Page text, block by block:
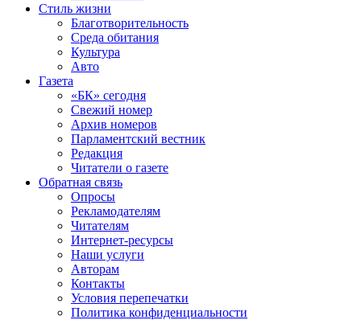
Стиль жизни
Благотворительность
Среда обитания
Культура
Авто
Газета
«БК» сегодня
Свежий номер
Архив номеров
Парламентский вестник
Редакция
Читатели о газете
Обратная связь
Опросы
Рекламодателям
Читателям
Интернет-ресурсы
Наши услуги
Авторам
Контакты
Условия перепечатки
Политика конфиденциальности